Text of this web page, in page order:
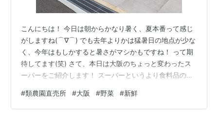
こんにちは！ 今日は朝からかなり暑く、夏本番って感じ
がしますね(⌒∇⌒) でも去年よりかは猛暑日の地点が少な
く、今年はもしかすると暑さがマシかもですね！ って期
待してます(笑) さて、本日は大阪のちょっと変わったス
ーパーをご紹介します！ スーパーというより食料品の直
域に展開しています類農園直売所になります こちらは株
式会社類設計室という会社さんが展開しているものでし
#類農園直売所 #大阪 #野菜 #新鮮